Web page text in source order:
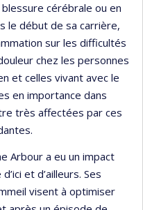
cérébrale ou en
le début de sa carrière,
sur les difficultés
chez les personnes
et celles vivant avec le
en importance dans
très affectées par ces
Arbour a eu un impact
et d’ailleurs. Ses
visent à optimiser